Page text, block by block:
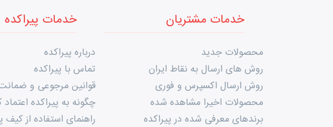
خدمات مشتریان
محصولات جدید
روش های ارسال به نقاط ایران
روش ارسال اکسپرس و فوری
محصولات اخیرا مشاهده شده
برندهای معرفی شده در پیراکده
خدمات پیراکده
درباره پیراکده
تماس با پیراکده
قوانین مرجوعی و
چگونه به پیراکده اعتماد
راهنمای استفاده از کیف